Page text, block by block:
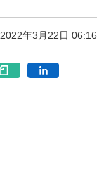
2022年3月22日 06:16